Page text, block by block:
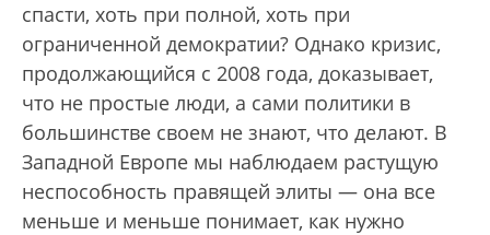
спасти, хоть при полной, хоть при
ограниченной демократии? Однако кризис,
продолжающийся с 2008 года, доказывает,
что не простые люди, а сами политики в
большинстве своем не знают, что делают. В
Западной Европе мы наблюдаем растущую
неспособность правящей элиты — она все
меньше и меньше понимает, как нужно